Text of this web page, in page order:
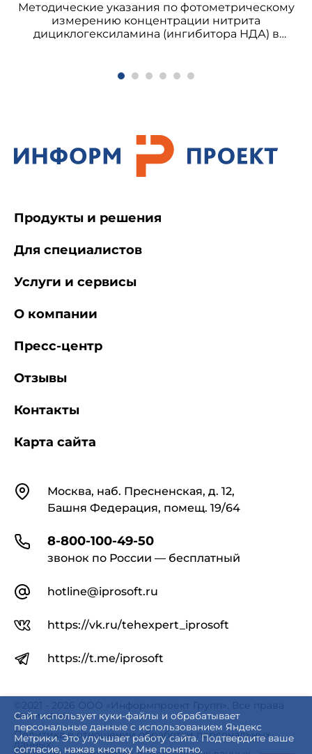
Методические указания по фотометрическому
измерению концентрации нитрита
дициклогексиламина (ингибитора НДА) в
Сайт использует куки-файлы и обрабатывает
персональные данные с использованием Яндекс
Метрики. Это улучшает работу сайта. Подтвердите ваше
согласие, нажав кнопку Мне понятно.
КонтактыМосква, наб. Пресненская, д. 12,
Башня Федерация, помещ. 19/64
8-800-100-49-50
звонок по России — бесплатный
hotline@iprosoft.ru
https://vk.ru/tehexpert_iprosoft
https://t.me/iprosoft
Продукты и решения
Для специалистов
Услуги и сервисы
О компании
Пресс-центр
Отзывы
Контакты
Карта сайта
©2021 - 2026 ООО «Информпроект Групп». Все права
защищены.
Политика в отношении обработки персональных
данных